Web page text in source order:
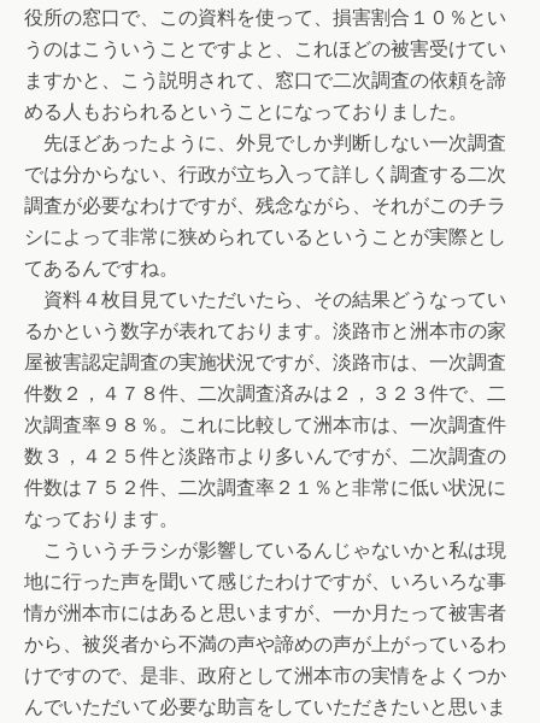
役所の窓口で、この資料を使って、損害割合１０％とい
うのはこういうことですよと、これほどの被害受けてい
ますかと、こう説明されて、窓口で二次調査の依頼を諦
める人もおられるということになっておりました。
先ほどあったように、外見でしか判断しない一次調査
では分からない、行政が立ち入って詳しく調査する二次
調査が必要なわけですが、残念ながら、それがこのチラ
シによって非常に狭められているということが実際とし
てあるんですね。
資料４枚目見ていただいたら、その結果どうなってい
るかという数字が表れております。淡路市と洲本市の家
屋被害認定調査の実施状況ですが、淡路市は、一次調査
件数２，４７８件、二次調査済みは２，３２３件で、二
次調査率９８％。これに比較して洲本市は、一次調査件
数３，４２５件と淡路市より多いんですが、二次調査の
件数は７５２件、二次調査率２１％と非常に低い状況に
なっております。
こういうチラシが影響しているんじゃないかと私は現
地に行った声を聞いて感じたわけですが、いろいろな事
情が洲本市にはあると思いますが、一か月たって被害者
から、被災者から不満の声や諦めの声が上がっているわ
けですので、是非、政府として洲本市の実情をよくつか
んでいただいて必要な助言をしていただきたいと思いま